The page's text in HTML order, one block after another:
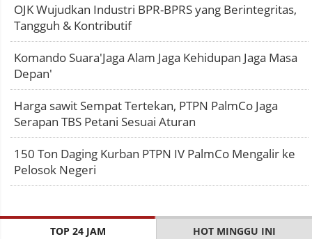
OJK Wujudkan Industri BPR-BPRS yang Berintegritas,
Tangguh & Kontributif
Komando Suara'Jaga Alam Jaga Kehidupan Jaga Masa
Depan'
Harga sawit Sempat Tertekan, PTPN PalmCo Jaga
Serapan TBS Petani Sesuai Aturan
150 Ton Daging Kurban PTPN IV PalmCo Mengalir ke
Pelosok Negeri
TOP 24 JAM HOT MINGGU INI